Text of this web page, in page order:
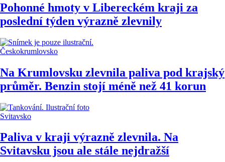
Pohonné hmoty v Libereckém kraji za
poslední týden výrazně zlevnily
Českokrumlovsko
Na Krumlovsku zlevnila paliva pod krajský
průměr. Benzin stojí méně než 41 korun
Svitavsko
Paliva v kraji výrazně zlevnila. Na
Svitavsku jsou ale stále nejdražší